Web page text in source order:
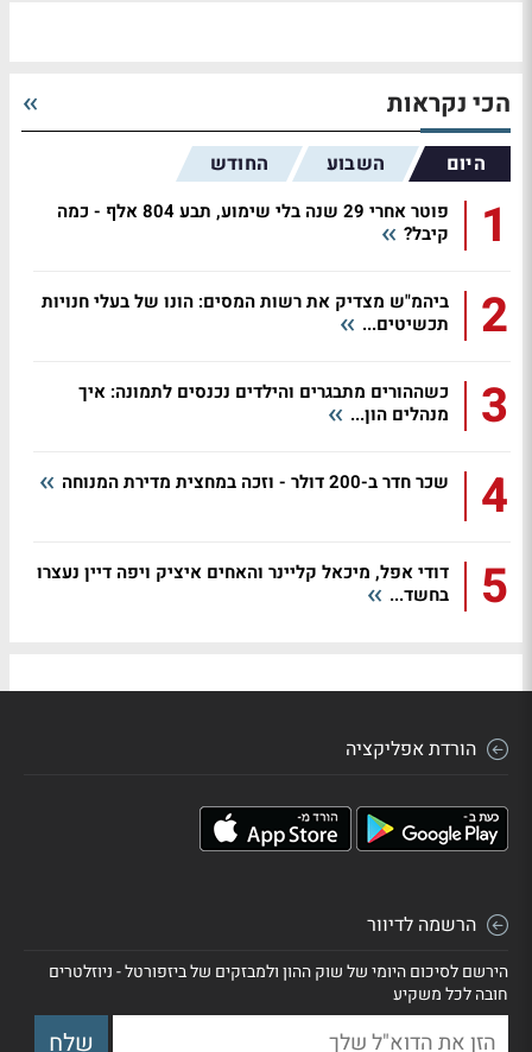
הכי נקראות
היום השבוע החודש
1
פוטר אחרי 29 שנה בלי שימוע, תבע 804 אלף - כמה
קיבל?
2
ביהמ"ש מצדיק את רשות המסים: הונו של בעלי חנויות
תכשיטים...
3
כשההורים מתבגרים והילדים נכנסים לתמונה: איך
מנהלים הון...
4 שכר חדר ב-200 דולר - וזכה במחצית מדירת המנוחה
5
דודי אפל, מיכאל קליינר והאחים איציק ויפה דיין נעצרו
בחשד...
הורדת אפליקציה
הרשמה לדיוור
הירשם לסיכום היומי של שוק ההון ולמבזקים של ביזפורטל - ניוזלטרים
חובה לכל משקיע